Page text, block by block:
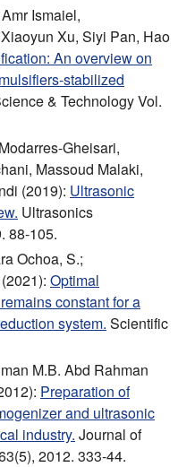
Ismaiel,
Xu, Siyi Pan, Hao
An overview on
stabilized
& Technology Vol.
Gheisari,
Massoud Malaki,
(2019): Ultrasonic
Ultrasonics
88-105.
Ochoa, S.;
Optimal
constant for a
system. Scientific
M.B. Abd Rahman
Preparation of
and ultrasonic
industry. Journal of
2012. 333-44.